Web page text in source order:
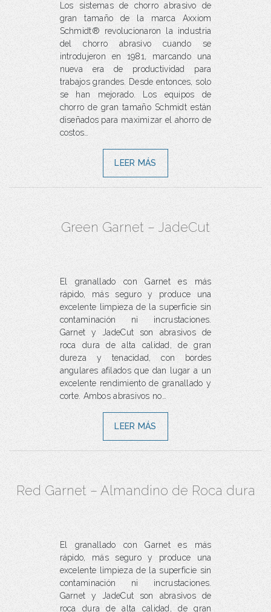
Los sistemas de chorro abrasivo de
gran tamaño de la marca Axxiom
Schmidt® revolucionaron la industria
del chorro abrasivo cuando se
introdujeron en 1981, marcando una
nueva era de productividad para
trabajos grandes. Desde entonces, solo
se han mejorado. Los equipos de
chorro de gran tamaño Schmidt están
diseñados para maximizar el ahorro de
costos…
LEER MÁS
Green Garnet – JadeCut
El granallado con Garnet es más
rápido, más seguro y produce una
excelente limpieza de la superficie sin
contaminación ni incrustaciones.
Garnet y JadeCut son abrasivos de
roca dura de alta calidad, de gran
dureza y tenacidad, con bordes
angulares afilados que dan lugar a un
excelente rendimiento de granallado y
corte. Ambos abrasivos no…
LEER MÁS
Red Garnet – Almandino de Roca dura
El granallado con Garnet es más
rápido, más seguro y produce una
excelente limpieza de la superficie sin
contaminación ni incrustaciones.
Garnet y JadeCut son abrasivos de
roca dura de alta calidad, de gran